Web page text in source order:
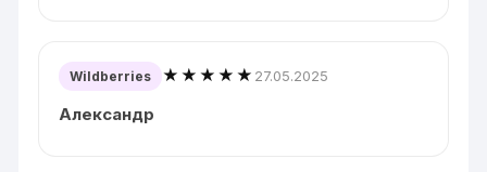
Wildberries ★★★★★ 27.05.2025
Александр